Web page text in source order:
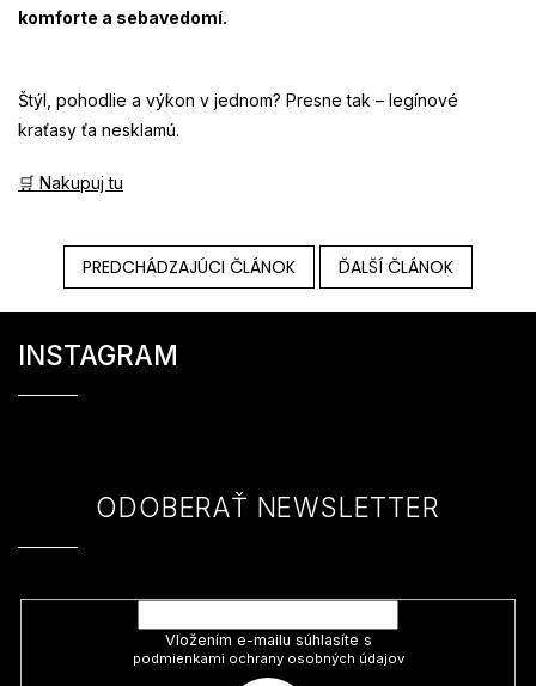
komforte a sebavedomí.
Štýl, pohodlie a výkon v jednom? Presne tak – legínové
kraťasy ťa nesklamú.
🛒 Nakupuj tu
PREDCHÁDZAJÚCI ČLÁNOK ĎALŠÍ ČLÁNOK
INSTAGRAM
ODOBERAŤ NEWSLETTER
Vložením e-mailu súhlasíte s
podmienkami ochrany osobných údajov